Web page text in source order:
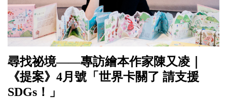
尋找祕境——專訪繪本作家陳又凌｜
《提案》4月號「世界卡關了 請支援
SDGs！」